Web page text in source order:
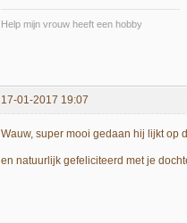
Help mijn vrouw heeft een hobby
17-01-2017 19:07
Wauw, super mooi gedaan hij lijkt op
en natuurlijk gefeliciteerd met je